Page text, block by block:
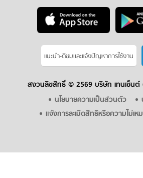
แนะนำ-ติชมเเละแจ้งปัญหาการใช้งาน
สงวนลิขสิทธิ์ © 2569 บริษัท เทนเซ็นต์
นโยบายความเป็นส่วนตัว
แจ้งการละเมิดสิทธิหรือความไม่เห